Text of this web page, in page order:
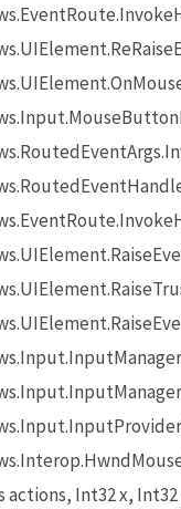
actions, Int32 x,